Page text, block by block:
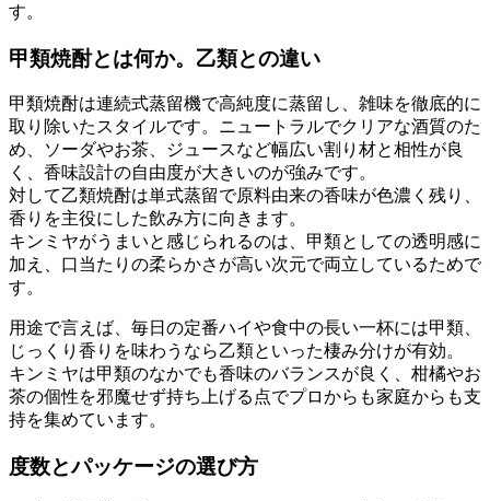
す。
甲類焼酎とは何か。乙類との違い
甲類焼酎は連続式蒸留機で高純度に蒸留し、雑味を徹底的に
取り除いたスタイルです。ニュートラルでクリアな酒質のた
め、ソーダやお茶、ジュースなど幅広い割り材と相性が良
く、香味設計の自由度が大きいのが強みです。
対して乙類焼酎は単式蒸留で原料由来の香味が色濃く残り、
香りを主役にした飲み方に向きます。
キンミヤがうまいと感じられるのは、甲類としての透明感に
加え、口当たりの柔らかさが高い次元で両立しているためで
す。
用途で言えば、毎日の定番ハイや食中の長い一杯には甲類、
じっくり香りを味わうなら乙類といった棲み分けが有効。
キンミヤは甲類のなかでも香味のバランスが良く、柑橘やお
茶の個性を邪魔せず持ち上げる点でプロからも家庭からも支
持を集めています。
度数とパッケージの選び方